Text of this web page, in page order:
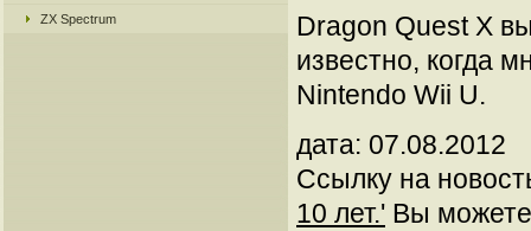
ZX Spectrum
Dragon Quest X
известно, когда
Nintendo Wii U.
дата: 07.08.2012
Ссылку на
10 лет.' Вы можете